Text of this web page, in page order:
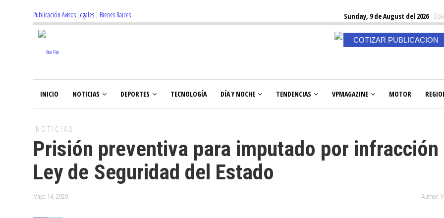
Publicación Avisos Legales | Bienes Raices Sunday, 9 de August del 2026
COTIZAR PUBLICACION
INICIO NOTICIAS DEPORTES TECNOLOGÍA DÍA Y NOCHE TENDENCIAS VPMAGAZINE MOTOR
NOTICIAS
Prisión preventiva para imputado por infracción
Ley de Seguridad del Estado
Mayo 14, 2020 Author: